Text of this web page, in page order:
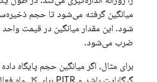
میانگین گرفته می‌شود تا حجم
ضرب می‌شود.